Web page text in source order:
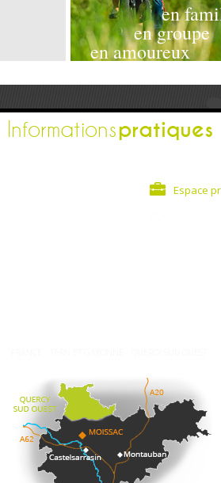
en
en groupe
en amoureux
Informationspratiques
Espace